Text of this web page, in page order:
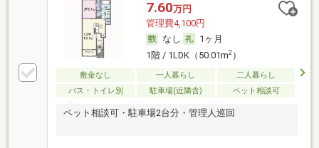
7.60万円
管理費4,100円
なし
1ヶ月
1階 / 1LDK（50.01m2）
敷金なし 一人暮らし
二人暮らし
バス・トイレ別
駐車場(近隣含) ペット相談可
ペット相談可・駐車場2台分・管理人巡回